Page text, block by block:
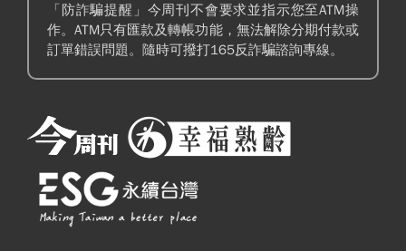
「防詐騙提醒」今周刊不會要求並指示您至ATM操
作。ATM只有匯款及轉帳功能，無法解除分期付款或
訂單錯誤問題。隨時可撥打165反詐騙諮詢專線。